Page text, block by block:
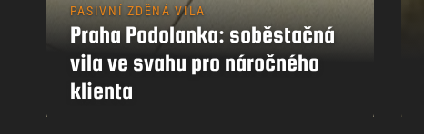
PASIVNÍ ZDĚNÁ VILA
Praha Podolanka: soběstačná
vila ve svahu pro náročného
klienta